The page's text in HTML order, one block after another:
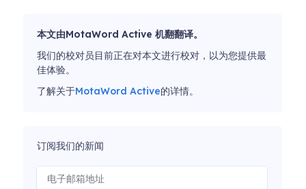
本文由MotaWord Active 机翻翻译。
我们的校对员目前正在对本文进行校对，以为您提供最
佳体验。
了解关于MotaWord Active的详情。
订阅我们的新闻